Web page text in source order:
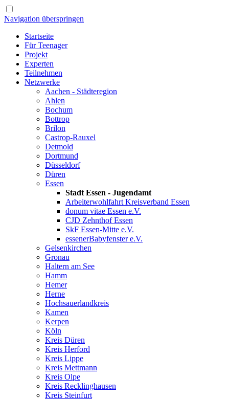
Navigation überspringen
Startseite
Für Teenager
Projekt
Experten
Teilnehmen
Netzwerke
Aachen - Städteregion
Ahlen
Bochum
Bottrop
Brilon
Castrop-Rauxel
Detmold
Dortmund
Düsseldorf
Düren
Essen
Stadt Essen - Jugendamt
Arbeiterwohlfahrt Kreisverband Essen
donum vitae Essen e.V.
CJD Zehnthof Essen
SkF Essen-Mitte e.V.
essenerBabyfenster e.V.
Gelsenkirchen
Gronau
Haltern am See
Hamm
Hemer
Herne
Hochsauerlandkreis
Kamen
Kerpen
Köln
Kreis Düren
Kreis Herford
Kreis Lippe
Kreis Mettmann
Kreis Olpe
Kreis Recklinghausen
Kreis Steinfurt